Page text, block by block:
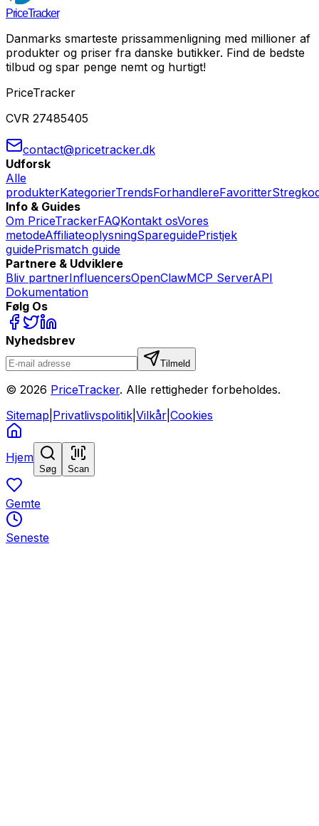
PriceTracker
Danmarks smarteste prissammenligning med millioner af
produkter og priser fra danske butikker. Find de bedste
tilbud og spar penge nemt og hurtigt!
PriceTracker
CVR 27485405
contact@pricetracker.dk
Udforsk
Alle
produkterKategorierTrendsForhandlereFavoritter
Info & Guides
Om PriceTrackerFAQKontakt osVores
metodeAffiliateoplysningSpareguidePristjek
guidePrismatch guide
Partnere & Udviklere
Bliv partnerInfluencersOpenClawMCP ServerAPI
Dokumentation
Følg Os
Nyhedsbrev
Tilmeld
© 2026 PriceTracker. Alle rettigheder forbeholdes.
Sitemap Privatlivspolitik Vilkår Cookies
Hjem
Søg Scan
Gemte
Seneste